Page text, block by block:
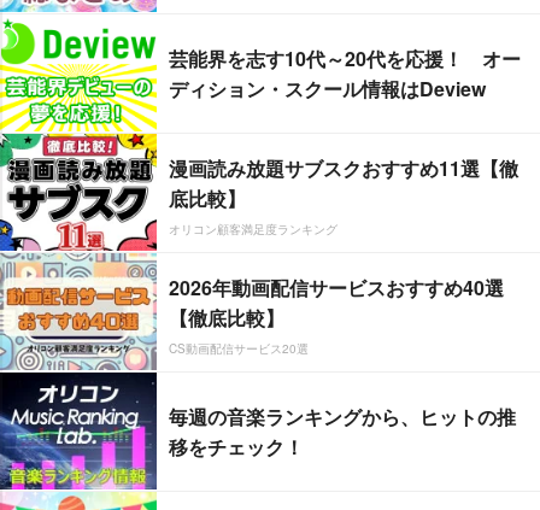
芸能界を志す10代～20代を応援！ オー
ディション・スクール情報はDeview
漫画読み放題サブスクおすすめ11選【徹
底比較】
オリコン顧客満足度ランキング
2026年動画配信サービスおすすめ40選
【徹底比較】
CS動画配信サービス20選
毎週の音楽ランキングから、ヒットの推
移をチェック！